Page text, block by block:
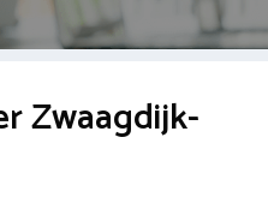
Zwaagdijk-